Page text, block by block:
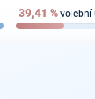
39,41 % volební